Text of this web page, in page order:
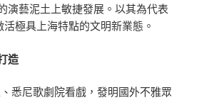
演藝泥土上敏捷發展。以其為代表
活極具上海特點的文明新業態。
造
悉尼歌劇院看戲，發明國外不雅眾